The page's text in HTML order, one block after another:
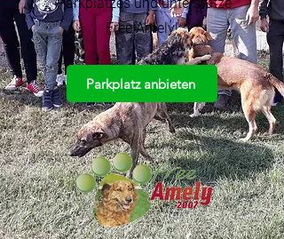
Free Amely!
Parkplatz anbieten